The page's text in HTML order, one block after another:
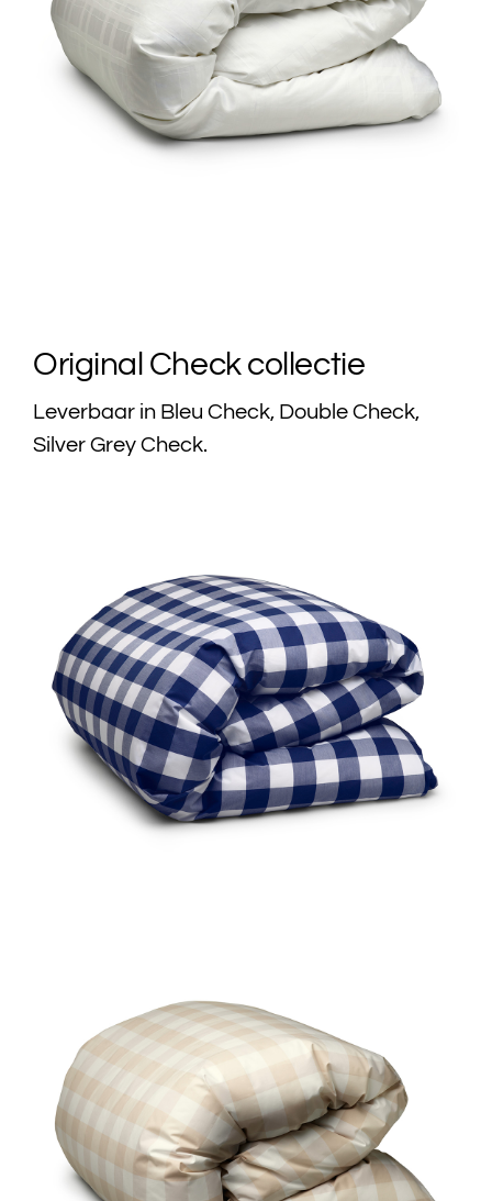
Original Check collectie
Leverbaar in Bleu Check, Double Check,
Silver Grey Check.